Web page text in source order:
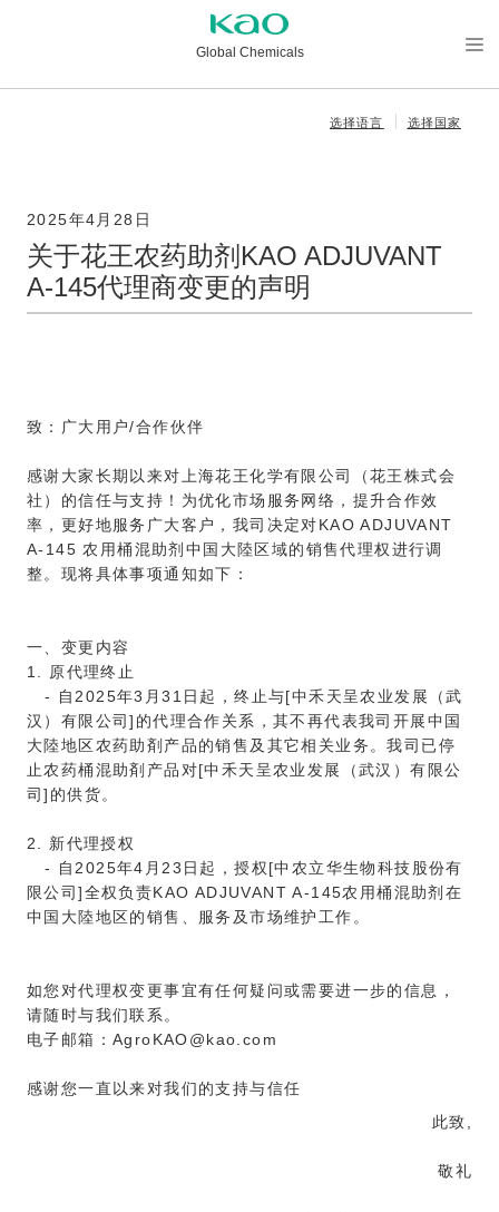
Global Chemicals
を開
选择语言 选择国家
2025年4月28日
关于花王农药助剂KAO ADJUVANT
A-145代理商变更的声明
致：广大用户/合作伙伴
感谢大家长期以来对上海花王化学有限公司（花王株式会
社）的信任与支持！为优化市场服务网络，提升合作效
率，更好地服务广大客户，我司决定对KAO ADJUVANT
A-145 农用桶混助剂中国大陸区域的销售代理权进行调
整。现将具体事项通知如下：
一、变更内容
1. 原代理终止
- 自2025年3月31日起，终止与[中禾天呈农业发展（武
汉）有限公司]的代理合作关系，其不再代表我司开展中国
大陸地区农药助剤产品的销售及其它相关业务。我司已停
止农药桶混助剤产品对[中禾天呈农业发展（武汉）有限公
司]的供货。
2. 新代理授权
- 自2025年4月23日起，授权[中农立华生物科技股份有
限公司]全权负责KAO ADJUVANT A-145农用桶混助剂在
中国大陸地区的销售、服务及市场维护工作。
如您对代理权变更事宜有任何疑问或需要进一步的信息，
请随时与我们联系。
电子邮箱：AgroKAO@kao.com
感谢您一直以来对我们的支持与信任
此致,
敬礼